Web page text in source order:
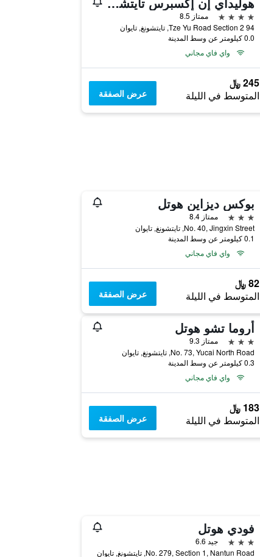
4 نجوم
ممتاز 8.5
94 Tze Yu Road Section 2, تايتشونغ, تايوان
0.0 كيلومتر عن وسط المدينة
واي فاي مجاني
245 ﷼
المتوسط في الليلة عرض الصفقة
بوكس ديزاين هوتل
3 نجوم
ممتاز 8.4
No. 40, Jingxin Street, تايتشونغ, تايوان
0.1 كيلومتر عن وسط المدينة
واي فاي مجاني
82 ﷼
المتوسط في الليلة عرض الصفقة
أروما تشو هوتل
3 نجوم
ممتاز 9.3
No. 73, Yucai North Road, تايتشونغ, تايوان
0.3 كيلومتر عن وسط المدينة
واي فاي مجاني
183 ﷼
المتوسط في الليلة عرض الصفقة
فودي هوتل
3 نجوم
جيد 6.6
No. 279, Section 1, Nantun Road, تايتشونغ, تايوان